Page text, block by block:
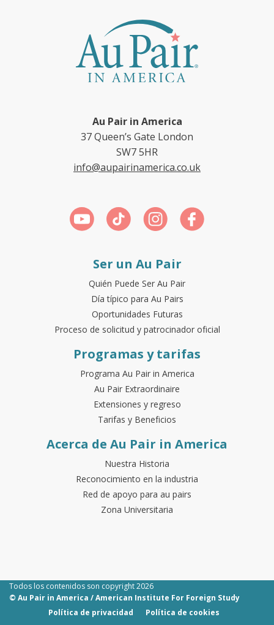
Au Pair in America
37 Queen’s Gate London
SW7 5HR
info@aupairinamerica.co.uk
Ser un Au Pair
Quién Puede Ser Au Pair
Día típico para Au Pairs
Oportunidades Futuras
Proceso de solicitud y patrocinador oficial
Programas y tarifas
Programa Au Pair in America
Au Pair Extraordinaire
Extensiones y regreso
Tarifas y Beneficios
Acerca de Au Pair in America
Nuestra Historia
Reconocimiento en la industria
Red de apoyo para au pairs
Zona Universitaria
Todos los contenidos son copyright 2026
© Au Pair in America / American Institute For Foreign Study
Política de privacidad
Política de cookies